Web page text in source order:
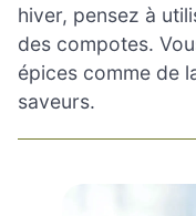
hiver, pensez à
des compotes.
épices comme de
saveurs.